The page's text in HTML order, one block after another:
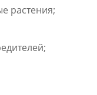
растения;